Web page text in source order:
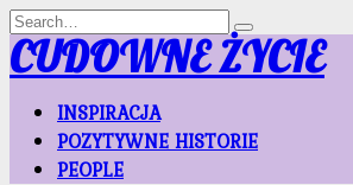
Skip
to
content
Search
for:
CUDOWNE ŻYCIE
INSPIRACJA
POZYTYWNE HISTORIE
PEOPLE